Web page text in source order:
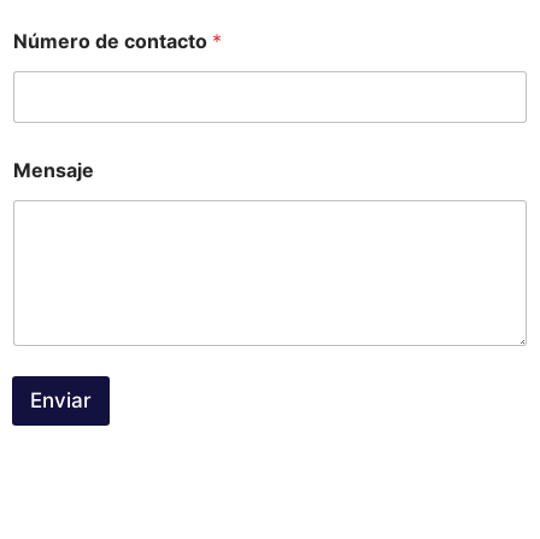
e
d
e
o
b
Número de contacto *
Mensaje
Enviar